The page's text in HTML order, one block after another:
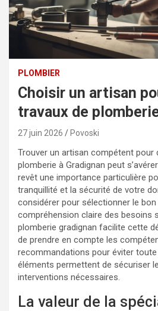
PLOMBIER
Choisir un artisan
travaux de
27 juin 2026 Povoski
Trouver un artisan compétent pour
plomberie à Gradignan peut
revêt une importance particulière
tranquillité et la sécurité de votre
considérer pour sélectionner le
compréhension claire des besoins
plomberie gradignan facilite cette
de prendre en compte les
recommandations pour éviter toute
éléments permettent de sécuriser
interventions nécessaires.
La valeur de la